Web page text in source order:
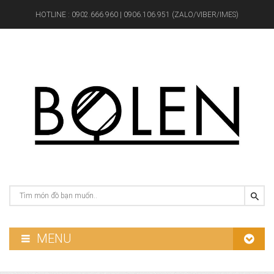
HOTLINE : 0902.666.960 | 0906.106.951 (ZALO/VIBER/IMES)
MENU